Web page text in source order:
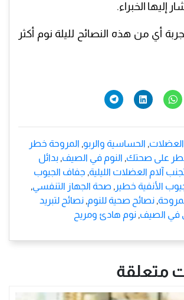
إليها الخبراء.
أي من هذه النصائح لليلة نوم أكثر
العضلات, الحساسية والربو, المروحة خطر
على صحتك, النوم في الصيف, بدائل
آلام العضلات الليلية, جفاف الجيوب
الأنفية خطير , صحة الجهاز التنفسي,
, نصائح صحية للنوم, نصائح لتبريد
في الصيف, نوم هادئ ومريح
متعلقة